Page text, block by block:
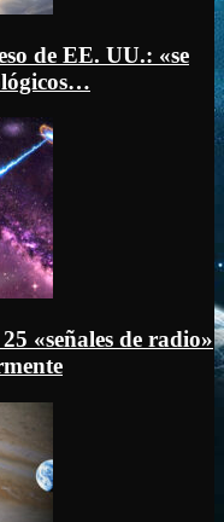
de EE. UU.: «se
«señales de radio»